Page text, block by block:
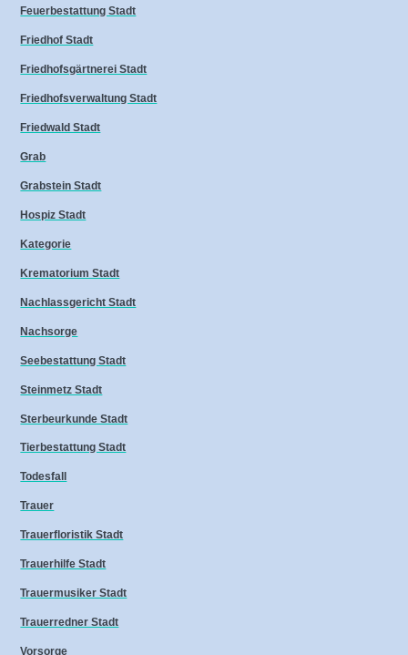
Feuerbestattung Stadt
Friedhof Stadt
Friedhofsgärtnerei Stadt
Friedhofsverwaltung Stadt
Friedwald Stadt
Grab
Grabstein Stadt
Hospiz Stadt
Kategorie
Krematorium Stadt
Nachlassgericht Stadt
Nachsorge
Seebestattung Stadt
Steinmetz Stadt
Sterbeurkunde Stadt
Tierbestattung Stadt
Todesfall
Trauer
Trauerfloristik Stadt
Trauerhilfe Stadt
Trauermusiker Stadt
Trauerredner Stadt
Vorsorge